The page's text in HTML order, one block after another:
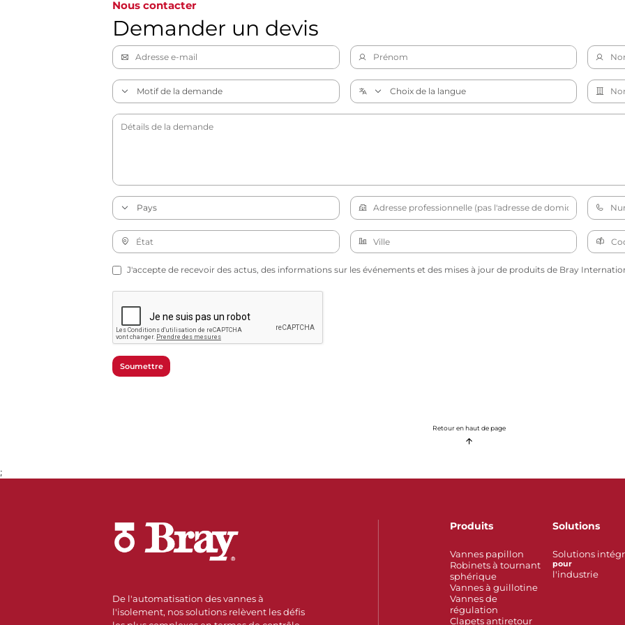
Nous contacter
Demander un devis
J'accepte de recevoir des actus, des informations sur les événements et des mises à jour de produits de Bray
Soumettre
Retour en haut de page
;
De l'automatisation des vannes à
l'isolement, nos solutions relèvent les défis
Produits
Vannes papillon
Robinets à tournant
sphérique
Vannes à guillotine
Vannes de
régulation
Clapets antiretour
Solutions
Solutions
pour
l'industrie